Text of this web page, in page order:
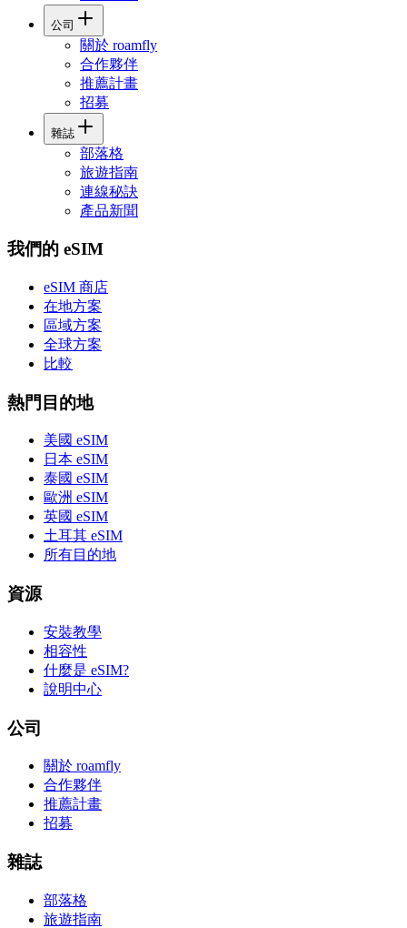
公司
關於 roamfly
合作夥伴
推薦計畫
招募
雜誌
部落格
旅遊指南
連線秘訣
產品新聞
我們的 eSIM
eSIM 商店
在地方案
區域方案
全球方案
比較
熱門目的地
美國 eSIM
日本 eSIM
泰國 eSIM
歐洲 eSIM
英國 eSIM
土耳其 eSIM
所有目的地
資源
安裝教學
相容性
什麼是 eSIM?
說明中心
公司
關於 roamfly
合作夥伴
推薦計畫
招募
雜誌
部落格
旅遊指南